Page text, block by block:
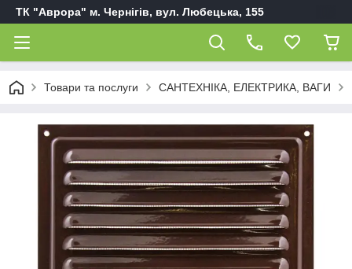
ТК "Аврора" м. Чернігів, вул. Любецька, 155
Товари та послуги САНТЕХНІКА, ЕЛЕКТРИКА, ВАГИ